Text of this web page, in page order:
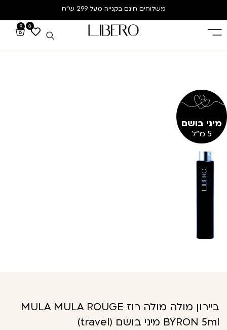
משלוחים חינם בקנייה מעל 299 ש”ח
0
0
מיני בושם
5 מ"ל
ביירון מולה מולה רוז MULA MULA ROUGE
BYRON 5ml מיני בושם (travel)